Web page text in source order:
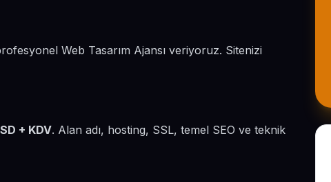
Web Tasarım Ajansı veriyoruz. Sitenizi
+ KDV. Alan adı, hosting, SSL, temel SEO ve teknik